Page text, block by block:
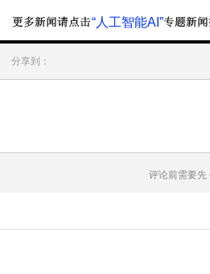
“人工智能AI”
分享到：
评论前需要先